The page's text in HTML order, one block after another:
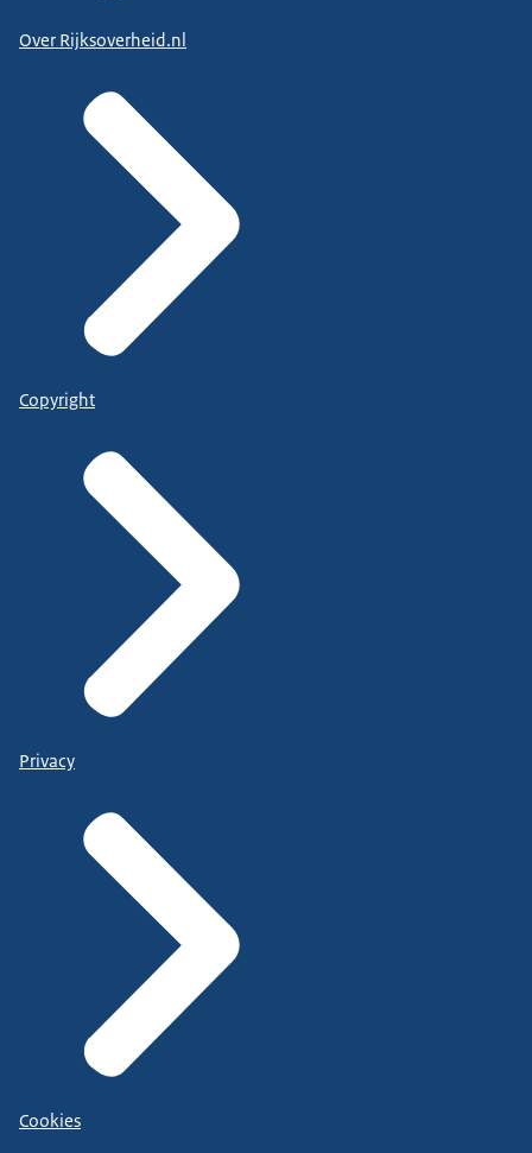
Over Rijksoverheid.nl
Copyright
Privacy
Cookies